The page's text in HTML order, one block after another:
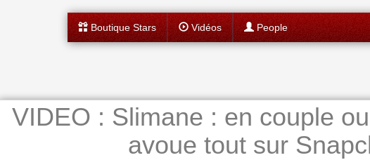
Boutique Stars Vidéos People
VIDEO : Slimane : en couple
avoue tout sur